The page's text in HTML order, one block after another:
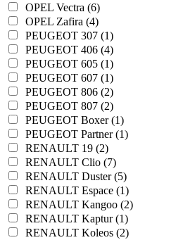
OPEL Vectra (6)
OPEL Zafira (4)
PEUGEOT 307 (1)
PEUGEOT 406 (4)
PEUGEOT 605 (1)
PEUGEOT 607 (1)
PEUGEOT 806 (2)
PEUGEOT 807 (2)
PEUGEOT Boxer (1)
PEUGEOT Partner (1)
RENAULT 19 (2)
RENAULT Clio (7)
RENAULT Duster (5)
RENAULT Espace (1)
RENAULT Kangoo (2)
RENAULT Kaptur (1)
RENAULT Koleos (2)